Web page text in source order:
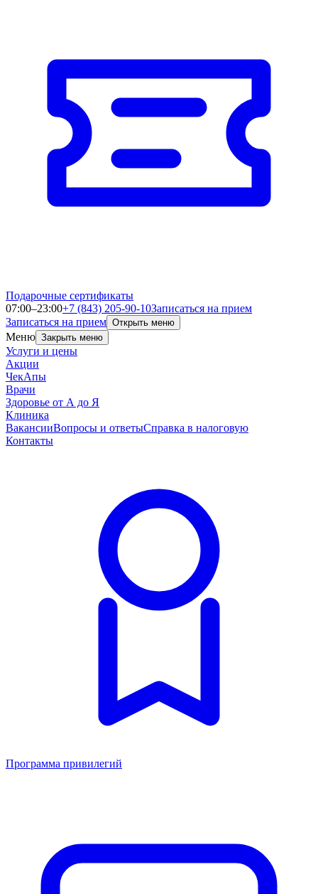
Подарочные сертификаты
07:00–23:00+7 (843) 205-90-10Записаться на прием
Записаться на прием Открыть меню
Меню Закрыть меню
Услуги и цены
Акции
ЧекАпы
Врачи
Здоровье от А до Я
Клиника
ВакансииВопросы и ответыСправка в налоговую
Контакты
Программа привилегий